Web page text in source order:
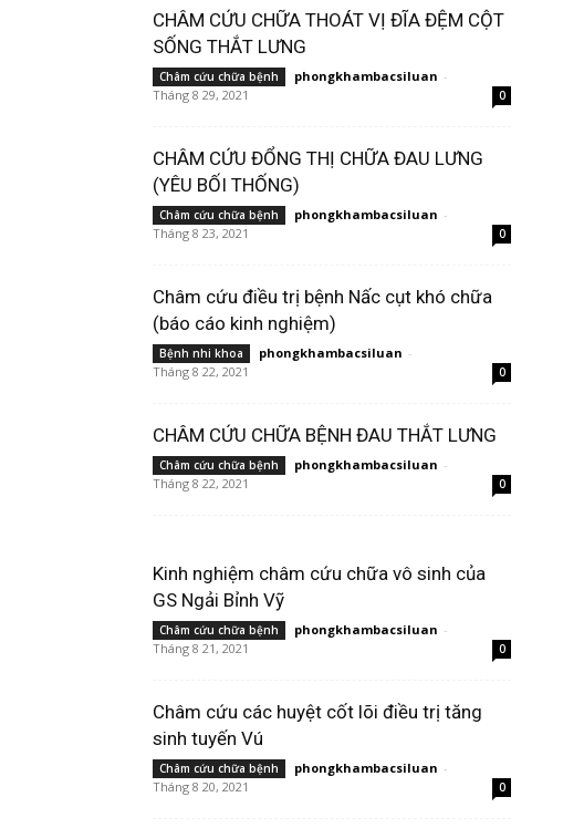
CHÂM CỨU CHỮA THOÁT VỊ ĐĨA ĐỆM CỘT
SỐNG THẮT LƯNG
Châm cứu chữa bệnh phongkhambacsiluan -
Tháng 8 29, 2021
0
CHÂM CỨU ĐỔNG THỊ CHỮA ĐAU LƯNG
(YÊU BỐI THỐNG)
Châm cứu chữa bệnh phongkhambacsiluan -
Tháng 8 23, 2021
0
Châm cứu điều trị bệnh Nấc cụt khó chữa
(báo cáo kinh nghiệm)
Bệnh nhi khoa phongkhambacsiluan -
Tháng 8 22, 2021
0
CHÂM CỨU CHỮA BỆNH ĐAU THẮT LƯNG
Châm cứu chữa bệnh phongkhambacsiluan -
Tháng 8 22, 2021
0
Kinh nghiệm châm cứu chữa vô sinh của
GS Ngải Bỉnh Vỹ
Châm cứu chữa bệnh phongkhambacsiluan -
Tháng 8 21, 2021
0
Châm cứu các huyệt cốt lõi điều trị tăng
sinh tuyến Vú
Châm cứu chữa bệnh phongkhambacsiluan -
Tháng 8 20, 2021
0